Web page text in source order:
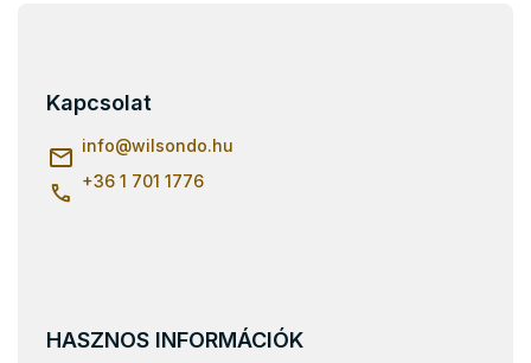
Kapcsolat
info@wilsondo.hu
+36 1 701 1776
HASZNOS INFORMÁCIÓK